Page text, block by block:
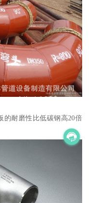
的耐磨性比低碳钢高20倍